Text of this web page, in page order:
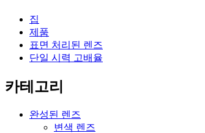
집
제품
표면 처리된 렌즈
단일 시력 고배율
카테고리
완성된 렌즈
변색 렌즈